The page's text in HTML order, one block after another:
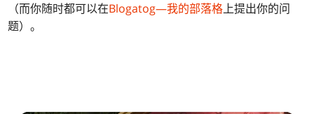
（而你随时都可以在Blogatog—我的部落格上提出你的问
题）。